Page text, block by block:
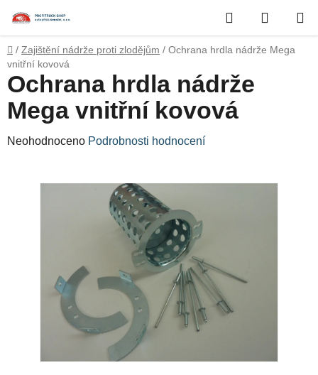
obsah
Hledat
KOŠÍK
Domů
/ Zajištění nádrže proti zlodějům / Ochrana hrdla nádrže Mega
vnitřní kovová
Ochrana hrdla nádrže
Mega vnitřní kovová
Průměrné
hvězdiček.
Neohodnoceno Podrobnosti hodnocení